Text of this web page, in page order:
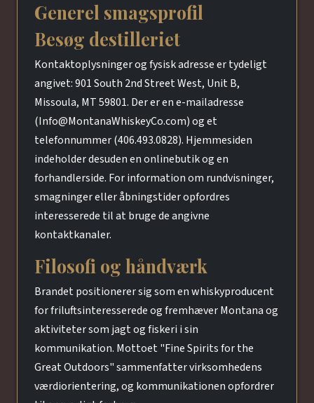
Generel smagsprofil
Besøg destilleriet
Kontaktoplysninger og fysisk adresse er tydeligt
angivet: 901 South 2nd Street West, Unit B,
Missoula, MT 59801. Der er en e-mailadresse
(Info@MontanaWhiskeyCo.com) og et
telefonnummer (406.493.0828). Hjemmesiden
indeholder desuden en onlinebutik og en
forhandlerside. For information om rundvisninger,
smagninger eller åbningstider opfordres
interesserede til at bruge de angivne
kontaktkanaler.
Filosofi og håndværk
Brandet positionerer sig som en whiskyproducent
for friluftsinteresserede og fremhæver Montana og
aktiviteter som jagt og fiskeri i sin
kommunikation. Mottoet "Fine Spirits for the
Great Outdoors" sammenfatter virksomhedens
værdiorientering, og kommunikationen opfordrer